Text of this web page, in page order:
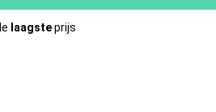
laagsteprijs